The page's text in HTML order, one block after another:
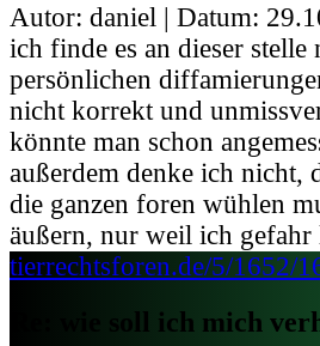
Autor: daniel | Datum:
ich finde es an dieser
persönlichen
nicht korrekt und
könnte man schon
außerdem denke ich nicht,
die ganzen foren wühlen
äußern, nur weil ich
tierrechtsforen.de/5/1652/
Re: wie soll ich mich